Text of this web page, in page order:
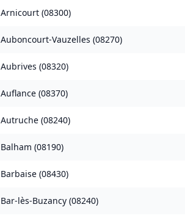
Arnicourt (08300)
Auboncourt-Vauzelles (08270)
Aubrives (08320)
Auflance (08370)
Autruche (08240)
Balham (08190)
Barbaise (08430)
Bar-lès-Buzancy (08240)